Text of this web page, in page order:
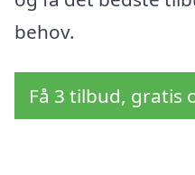
behov.
Få 3 tilbud, gratis